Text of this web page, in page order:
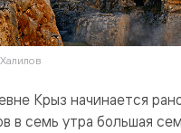
Крыз начинается
в семь утра большая